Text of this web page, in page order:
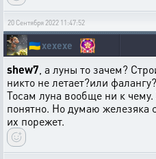
20 Сентября 2022 11:47:52
🇺🇦xexexe
shew7 , а луны то зачем?
никто не летает?или
Тосам луна вообще ни к
понятно. Но думаю железяка
их порежет.